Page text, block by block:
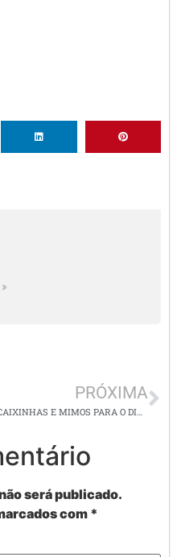
PRÓXIMA
CAIXINHAS E MIMOS PARA O DIA DOS PAIS
será publicado.
com *